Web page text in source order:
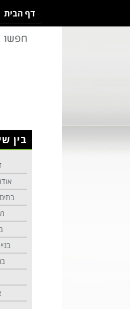
דף הבית
בין